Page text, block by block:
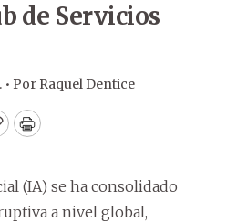
de Servicios
Por Raquel Dentice
Print
(IA) se ha consolidado
a nivel global,